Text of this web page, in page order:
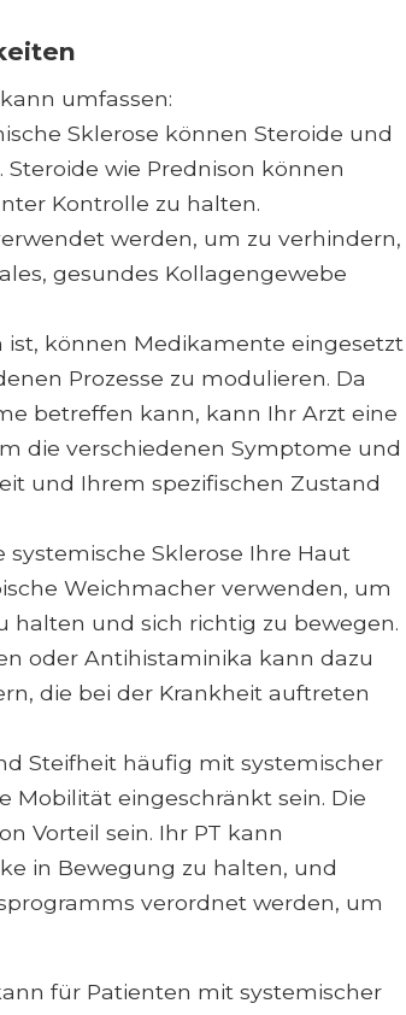
umfassen:
Sklerose können Steroide und
wie Prednison können
Kontrolle zu halten.
werden, um zu verhindern,
gesundes Kollagengewebe
können Medikamente eingesetzt
Prozesse zu modulieren. Da
betreffen kann, kann Ihr Arzt eine
die verschiedenen Symptome und
und Ihrem spezifischen Zustand
systemische Sklerose Ihre Haut
Weichmacher verwenden, um
halten und sich richtig zu bewegen.
oder Antihistaminika kann dazu
die bei der Krankheit auftreten
Steifheit häufig mit systemischer
Mobilität eingeschränkt sein. Die
Vorteil sein. Ihr PT kann
in Bewegung zu halten, und
verordnet werden, um
für Patienten mit systemischer